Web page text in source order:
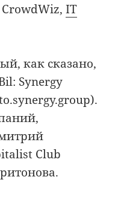
CrowdWiz,IT
как сказано,
Synergy
Club